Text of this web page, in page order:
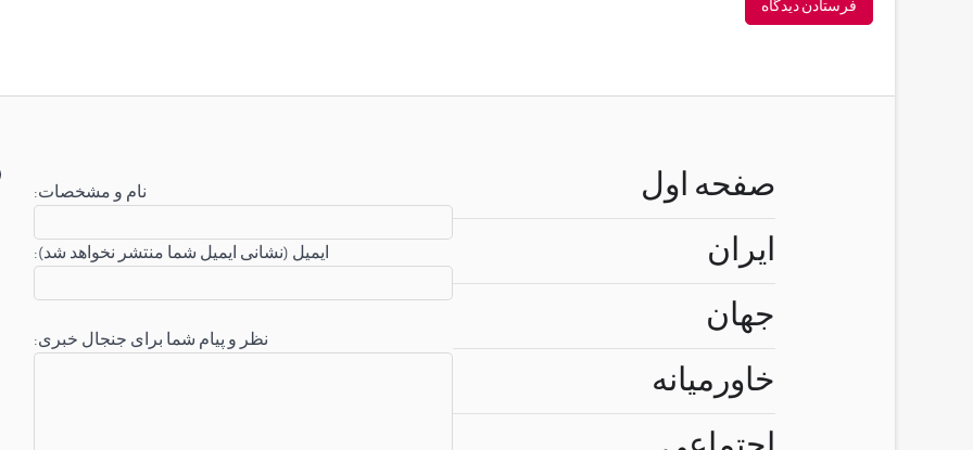
صفحه اول
ایران
جهان
خاورمیانه
:نام و مشخصات
:ایمیل (نشانی ایمیل شما منتشر نخواهد شد)
:نظر و پیام شما برای جنجال خبری